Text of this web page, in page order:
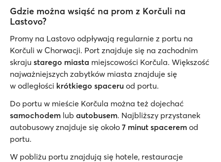
Gdzie można wsiąść na prom z Korčuli na
Lastovo?
Promy na Lastovo odpływają regularnie z portu na
Korčuli w Chorwacji. Port znajduje się na zachodnim
skraju starego miasta miejscowości Korčula. Większość
najważniejszych zabytków miasta znajduje się
w odległości krótkiego spaceru od portu.
Do portu w mieście Korčula można też dojechać
samochodem lub autobusem. Najbliższy przystanek
autobusowy znajduje się około 7 minut spacerem od
portu.
W pobliżu portu znajdują się hotele, restauracje